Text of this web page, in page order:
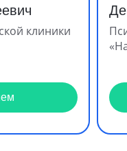
клиники